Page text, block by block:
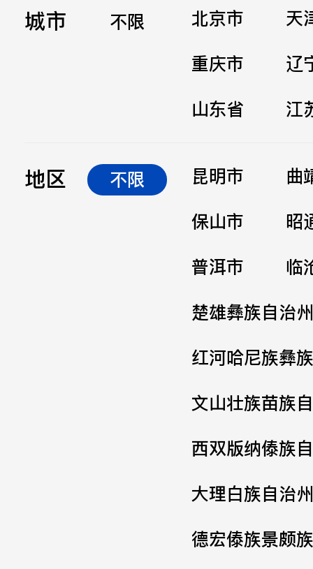
城市 不限 北京市
天
重庆市
辽
山东省
江
地区 不限 昆明市
曲
保山市
昭
普洱市
临
楚雄彝族自治州
红河哈尼族彝
文山壮族苗族
西双版纳傣族
大理白族自治州
德宏傣族景颇